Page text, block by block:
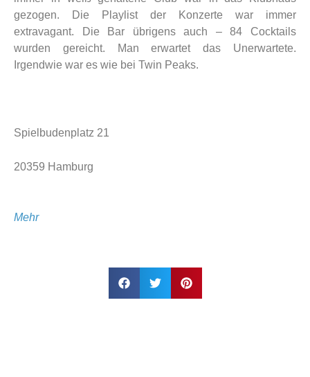
gezogen. Die Playlist der Konzerte war immer
extravagant. Die Bar übrigens auch – 84 Cocktails
wurden gereicht. Man erwartet das Unerwartete.
Irgendwie war es wie bei Twin Peaks.
Spielbudenplatz 21
20359 Hamburg
Mehr